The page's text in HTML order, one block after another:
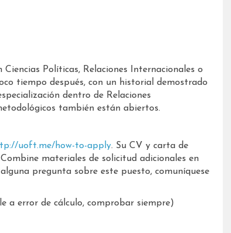
Políticas, Relaciones Internacionales o
tiempo después, con un historial demostrado
dentro de Relaciones
también están abiertos.
uoft.me/how-to-apply. Su CV y ​​carta de
materiales de solicitud adicionales en
pregunta sobre este puesto, comuníquese
a error de cálculo, comprobar siempre)